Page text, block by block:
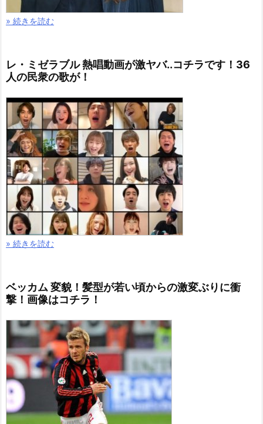
» 続きを読む
レ・ミゼラブル 熱唱動画が激ヤバ..コチラです！36
人の民衆の歌が！
» 続きを読む
ベッカム 変貌！髪型が若い頃からの激変ぶりに衝
撃！画像はコチラ！